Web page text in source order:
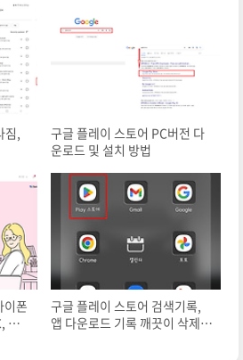
짐,
구글 플레이 스토어 PC버전 다
운로드 및 설치 방법
이폰
테
구글 플레이 스토어 검색기록,
앱 다운로드 기록 깨끗이 삭제하